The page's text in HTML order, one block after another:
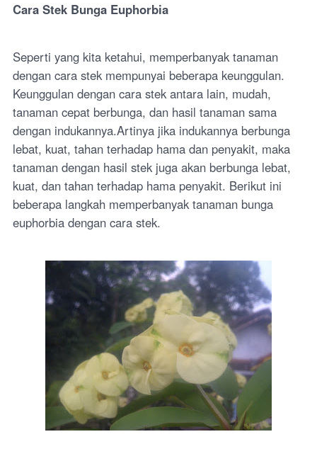
Cara Stek Bunga Euphorbia
Seperti yang kita ketahui, memperbanyak tanaman
dengan cara stek mempunyai beberapa keunggulan.
Keunggulan dengan cara stek antara lain, mudah,
tanaman cepat berbunga, dan hasil tanaman sama
dengan indukannya.Artinya jika indukannya berbunga
lebat, kuat, tahan terhadap hama dan penyakit, maka
tanaman dengan hasil stek juga akan berbunga lebat,
kuat, dan tahan terhadap hama penyakit. Berikut ini
beberapa langkah memperbanyak tanaman bunga
euphorbia dengan cara stek.